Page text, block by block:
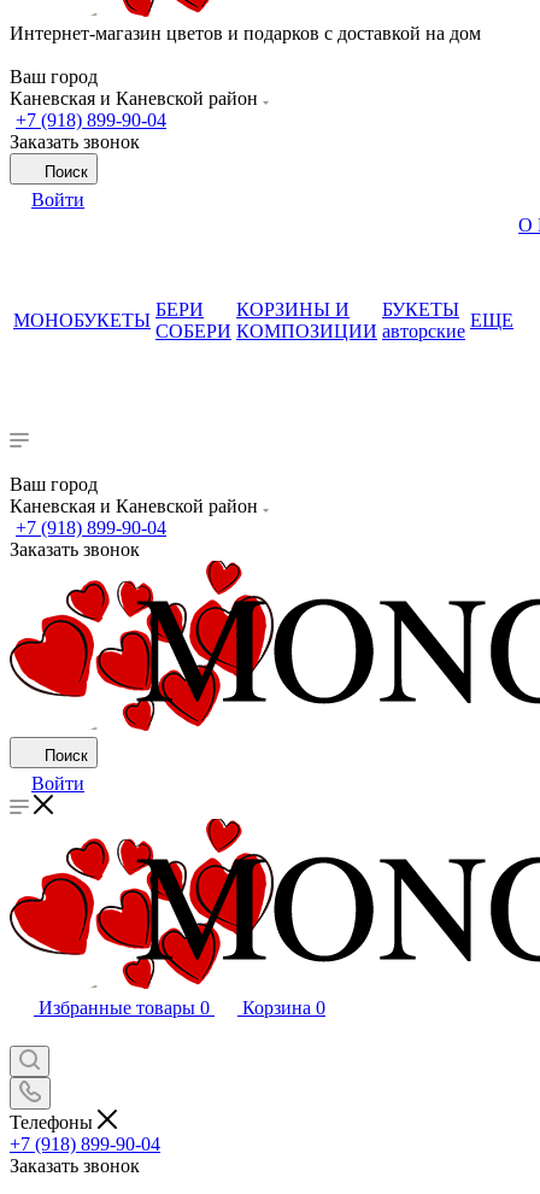
Интернет-магазин цветов и подарков с доставкой на дом
Ваш город
Каневская и Каневской район
+7 (918) 899-90-04
Заказать звонок
Поиск
Войти
МОНОБУКЕТЫ
БЕРИ
СОБЕРИ
КОРЗИНЫ И
КОМПОЗИЦИИ
БУКЕТЫ
авторские
ЕЩЕ
О
Ваш город
Каневская и Каневской район
+7 (918) 899-90-04
Заказать звонок
Поиск
Войти
Избранные товары 0 Корзина 0
Телефоны
+7 (918) 899-90-04
Заказать звонок